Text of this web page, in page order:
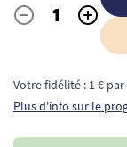
Quantité
- +
Votre fidélité : 1 €
Plus d'info sur le